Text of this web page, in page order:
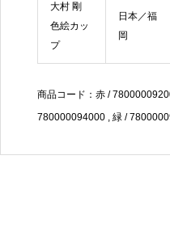
大村 剛
色絵カッ
プ
日本／福
岡
商品コード：赤 /
780000094000 , 緑 /